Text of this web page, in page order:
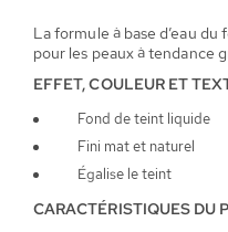
La formule à base d’eau
pour les peaux à tendance
EFFET, COULEUR ET
Fond de teint liquide
Fini mat et naturel
Égalise le teint
CARACTÉRISTIQUES DU